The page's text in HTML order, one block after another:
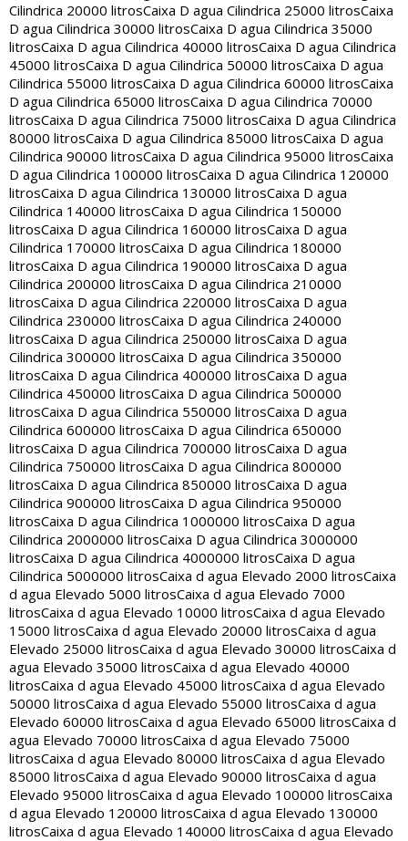
Cilindrica 20000 litrosCaixa D agua Cilindrica 25000 litrosCaixa
D agua Cilindrica 30000 litrosCaixa D agua Cilindrica 35000
litrosCaixa D agua Cilindrica 40000 litrosCaixa D agua Cilindrica
45000 litrosCaixa D agua Cilindrica 50000 litrosCaixa D agua
Cilindrica 55000 litrosCaixa D agua Cilindrica 60000 litrosCaixa
D agua Cilindrica 65000 litrosCaixa D agua Cilindrica 70000
litrosCaixa D agua Cilindrica 75000 litrosCaixa D agua Cilindrica
80000 litrosCaixa D agua Cilindrica 85000 litrosCaixa D agua
Cilindrica 90000 litrosCaixa D agua Cilindrica 95000 litrosCaixa
D agua Cilindrica 100000 litrosCaixa D agua Cilindrica 120000
litrosCaixa D agua Cilindrica 130000 litrosCaixa D agua
Cilindrica 140000 litrosCaixa D agua Cilindrica 150000
litrosCaixa D agua Cilindrica 160000 litrosCaixa D agua
Cilindrica 170000 litrosCaixa D agua Cilindrica 180000
litrosCaixa D agua Cilindrica 190000 litrosCaixa D agua
Cilindrica 200000 litrosCaixa D agua Cilindrica 210000
litrosCaixa D agua Cilindrica 220000 litrosCaixa D agua
Cilindrica 230000 litrosCaixa D agua Cilindrica 240000
litrosCaixa D agua Cilindrica 250000 litrosCaixa D agua
Cilindrica 300000 litrosCaixa D agua Cilindrica 350000
litrosCaixa D agua Cilindrica 400000 litrosCaixa D agua
Cilindrica 450000 litrosCaixa D agua Cilindrica 500000
litrosCaixa D agua Cilindrica 550000 litrosCaixa D agua
Cilindrica 600000 litrosCaixa D agua Cilindrica 650000
litrosCaixa D agua Cilindrica 700000 litrosCaixa D agua
Cilindrica 750000 litrosCaixa D agua Cilindrica 800000
litrosCaixa D agua Cilindrica 850000 litrosCaixa D agua
Cilindrica 900000 litrosCaixa D agua Cilindrica 950000
litrosCaixa D agua Cilindrica 1000000 litrosCaixa D agua
Cilindrica 2000000 litrosCaixa D agua Cilindrica 3000000
litrosCaixa D agua Cilindrica 4000000 litrosCaixa D agua
Cilindrica 5000000 litrosCaixa d agua Elevado 2000 litrosCaixa
d agua Elevado 5000 litrosCaixa d agua Elevado 7000
litrosCaixa d agua Elevado 10000 litrosCaixa d agua Elevado
15000 litrosCaixa d agua Elevado 20000 litrosCaixa d agua
Elevado 25000 litrosCaixa d agua Elevado 30000 litrosCaixa d
agua Elevado 35000 litrosCaixa d agua Elevado 40000
litrosCaixa d agua Elevado 45000 litrosCaixa d agua Elevado
50000 litrosCaixa d agua Elevado 55000 litrosCaixa d agua
Elevado 60000 litrosCaixa d agua Elevado 65000 litrosCaixa d
agua Elevado 70000 litrosCaixa d agua Elevado 75000
litrosCaixa d agua Elevado 80000 litrosCaixa d agua Elevado
85000 litrosCaixa d agua Elevado 90000 litrosCaixa d agua
Elevado 95000 litrosCaixa d agua Elevado 100000 litrosCaixa
d agua Elevado 120000 litrosCaixa d agua Elevado 130000
litrosCaixa d agua Elevado 140000 litrosCaixa d agua Elevado